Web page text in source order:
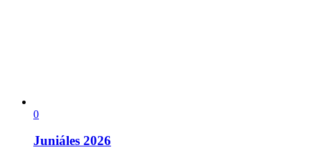
0
Juniáles 2026